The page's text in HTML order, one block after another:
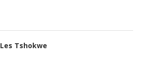
Les Tshokwe